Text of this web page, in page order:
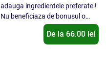
adauga ingredientele preferate !
Nu beneficiaza de bonusul o
bautura gratis.
De la 66.00 lei